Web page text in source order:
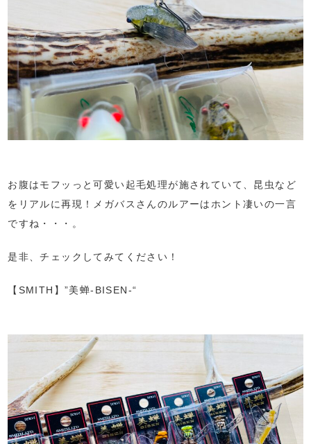
お腹はモフッっと可愛い起毛処理が施されていて、昆虫など
をリアルに再現！メガバスさんのルアーはホント凄いの一言
ですね・・・。
是非、チェックしてみてください！
【SMITH】”美蝉-BISEN-“